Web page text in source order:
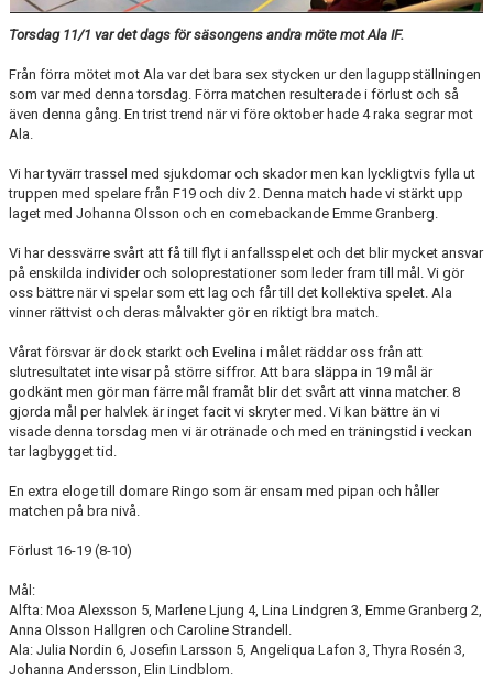
Torsdag 11/1 var det dags för säsongens andra möte mot Ala IF.
Från förra mötet mot Ala var det bara sex stycken ur den laguppställningen
som var med denna torsdag. Förra matchen resulterade i förlust och så
även denna gång. En trist trend när vi före oktober hade 4 raka segrar mot
Ala.
Vi har tyvärr trassel med sjukdomar och skador men kan lyckligtvis fylla ut
truppen med spelare från F19 och div 2. Denna match hade vi stärkt upp
laget med Johanna Olsson och en comebackande Emme Granberg.
Vi har dessvärre svårt att få till flyt i anfallsspelet och det blir mycket ansvar
på enskilda individer och soloprestationer som leder fram till mål. Vi gör
oss bättre när vi spelar som ett lag och får till det kollektiva spelet. Ala
vinner rättvist och deras målvakter gör en riktigt bra match.
Vårat försvar är dock starkt och Evelina i målet räddar oss från att
slutresultatet inte visar på större siffror. Att bara släppa in 19 mål är
godkänt men gör man färre mål framåt blir det svårt att vinna matcher. 8
gjorda mål per halvlek är inget facit vi skryter med. Vi kan bättre än vi
visade denna torsdag men vi är otränade och med en träningstid i veckan
tar lagbygget tid.
En extra eloge till domare Ringo som är ensam med pipan och håller
matchen på bra nivå.
Förlust 16-19 (8-10)
Mål:
Alfta: Moa Alexsson 5, Marlene Ljung 4, Lina Lindgren 3, Emme Granberg 2,
Anna Olsson Hallgren och Caroline Strandell.
Ala: Julia Nordin 6, Josefin Larsson 5, Angeliqua Lafon 3, Thyra Rosén 3,
Johanna Andersson, Elin Lindblom.